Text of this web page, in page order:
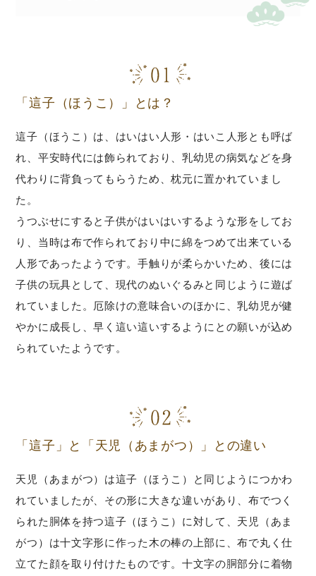
「這子（ほうこ）」とは？
這子（ほうこ）は、はいはい人形・はいこ人形とも呼ば
れ、平安時代には飾られており、乳幼児の病気などを身
代わりに背負ってもらうため、枕元に置かれていまし
た。
うつぶせにすると子供がはいはいするような形をしてお
り、当時は布で作られており中に綿をつめて出来ている
人形であったようです。手触りが柔らかいため、後には
子供の玩具として、現代のぬいぐるみと同じように遊ば
れていました。厄除けの意味合いのほかに、乳幼児が健
やかに成長し、早く這い這いするようにとの願いが込め
られていたようです。
「這子」と「天児（あまがつ）」との違い
天児（あまがつ）は這子（ほうこ）と同じようにつかわ
れていましたが、その形に大きな違いがあり、布でつく
られた胴体を持つ這子（ほうこ）に対して、天児（あま
がつ）は十文字形に作った木の棒の上部に、布で丸く仕
立てた顔を取り付けたものです。十文字の胴部分に着物